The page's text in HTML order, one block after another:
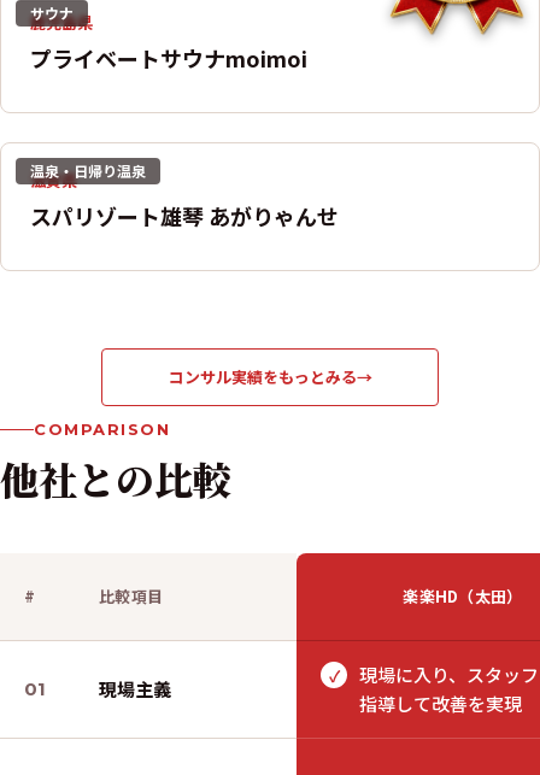
サウナ
鹿児島県
プライベートサウナmoimoi
温泉・日帰り温泉
滋賀県
スパリゾート雄琴 あがりゃんせ
コンサル実績をもっとみる→
COMPARISON
他社との比較
# 比較項目 楽楽HD（太田）
01 現場主義
✓
現場に入り、スタッ
指導して改善を実現